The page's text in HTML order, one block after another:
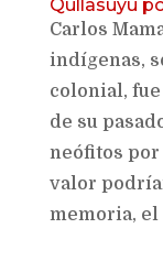
Qullasuyu
Carlos
indígenas,
colonial,
de su
neófitos por
valor
memoria, el